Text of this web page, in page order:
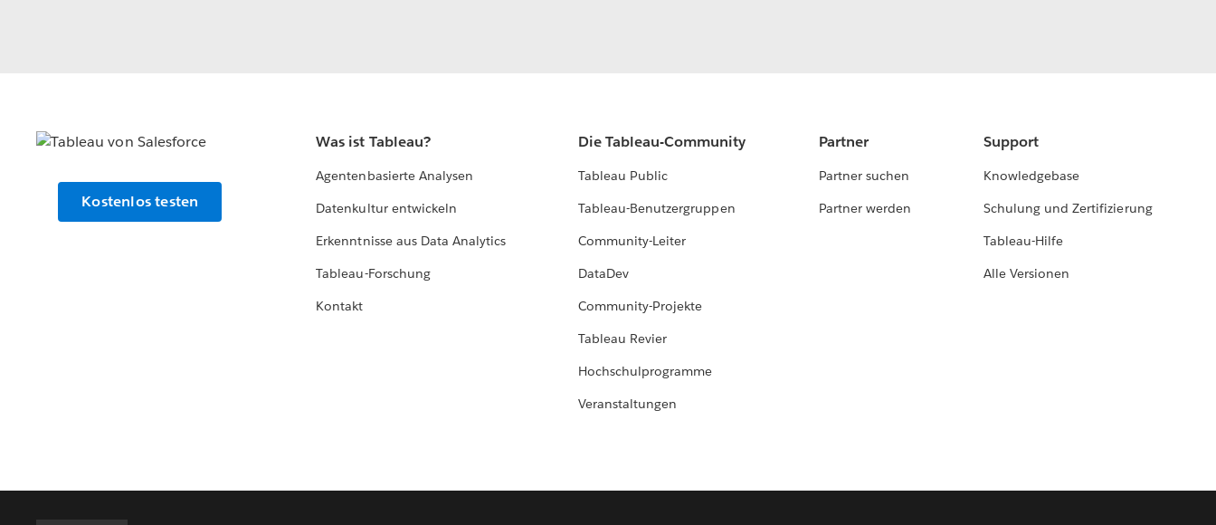
Kostenlos testen
Was ist Tableau?
Agentenbasierte Analysen
Datenkultur entwickeln
Erkenntnisse aus Data Analytics
Tableau-Forschung
Kontakt
Die Tableau-Community
Tableau Public
Tableau-Benutzergruppen
Community-Leiter
DataDev
Community-Projekte
Tableau Revier
Hochschulprogramme
Veranstaltungen
Partner
Partner suchen
Partner werden
Support
Knowledgebase
Schulung und Zertifizierung
Tableau-Hilfe
Alle Versionen